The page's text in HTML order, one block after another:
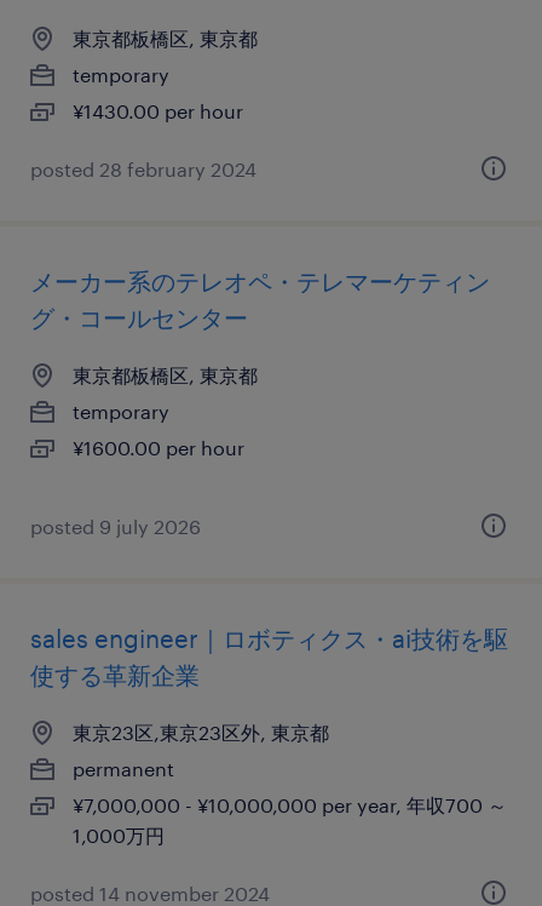
東京都板橋区, 東京都
temporary
¥1430.00 per hour
posted 28 february 2024
メーカー系のテレオペ・テレマーケティン
グ・コールセンター
東京都板橋区, 東京都
temporary
¥1600.00 per hour
posted 9 july 2026
sales engineer｜ロボティクス・ai技術を駆
使する革新企業
東京23区,東京23区外, 東京都
permanent
¥7,000,000 - ¥10,000,000 per year, 年収700 ～
1,000万円
posted 14 november 2024